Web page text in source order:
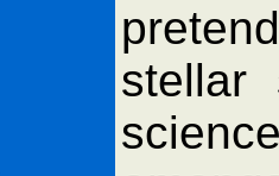
stellar